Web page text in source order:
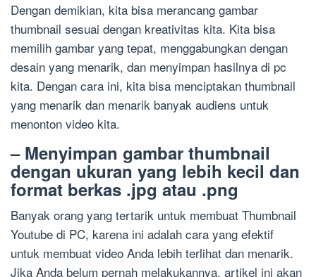
Dengan demikian, kita bisa merancang gambar
thumbnail sesuai dengan kreativitas kita. Kita bisa
memilih gambar yang tepat, menggabungkan dengan
desain yang menarik, dan menyimpan hasilnya di pc
kita. Dengan cara ini, kita bisa menciptakan thumbnail
yang menarik dan menarik banyak audiens untuk
menonton video kita.
– Menyimpan gambar thumbnail
dengan ukuran yang lebih kecil dan
format berkas .jpg atau .png
Banyak orang yang tertarik untuk membuat Thumbnail
Youtube di PC, karena ini adalah cara yang efektif
untuk membuat video Anda lebih terlihat dan menarik.
Jika Anda belum pernah melakukannya, artikel ini akan